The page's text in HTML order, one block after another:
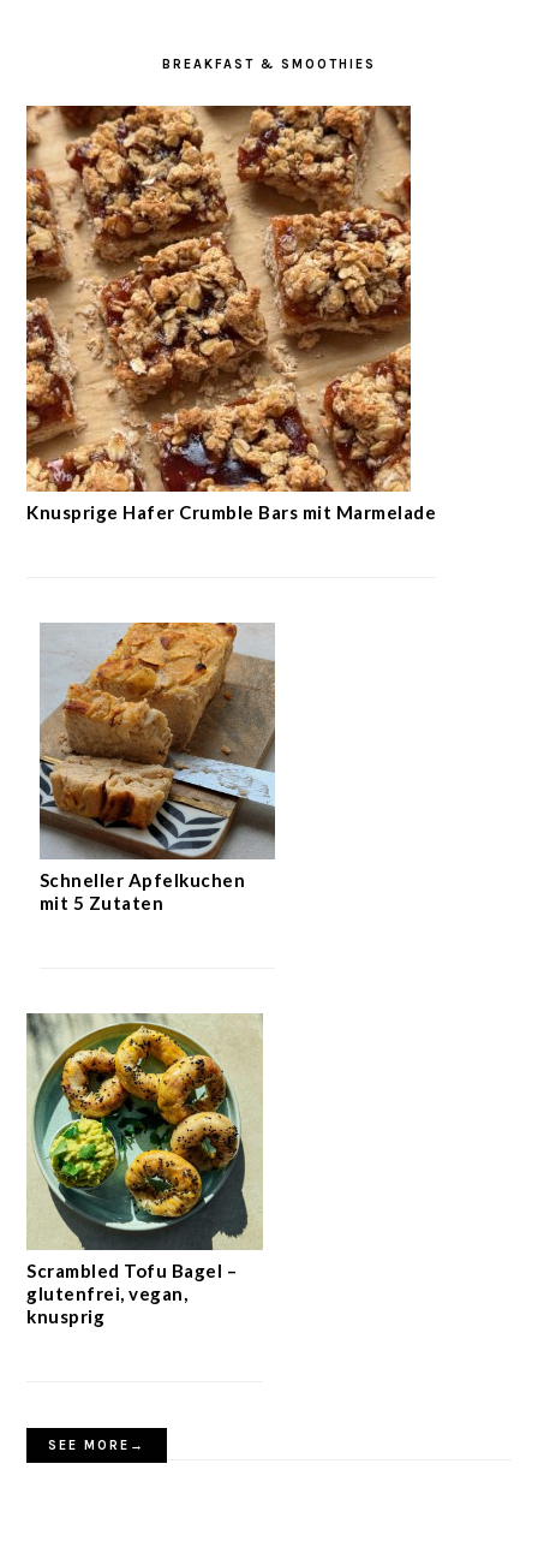
BREAKFAST & SMOOTHIES
Knusprige Hafer Crumble Bars mit Marmelade
Schneller Apfelkuchen
mit 5 Zutaten
Scrambled Tofu Bagel –
glutenfrei, vegan,
knusprig
SEE MORE→